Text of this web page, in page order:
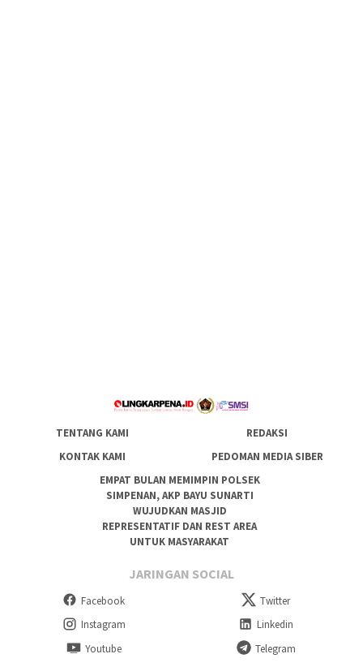
TENTANG KAMI
REDAKSI
KONTAK KAMI
PEDOMAN MEDIA SIBER
EMPAT BULAN MEMIMPIN POLSEK
SIMPENAN, AKP BAYU SUNARTI
WUJUDKAN MASJID
REPRESENTATIF DAN REST AREA
UNTUK MASYARAKAT
JARINGAN SOCIAL
Facebook
Twitter
Instagram
Linkedin
Youtube
Telegram